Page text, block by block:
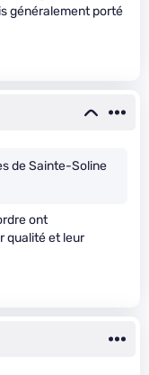
généralement porté
de Sainte-Soline
ont
qualité et leur